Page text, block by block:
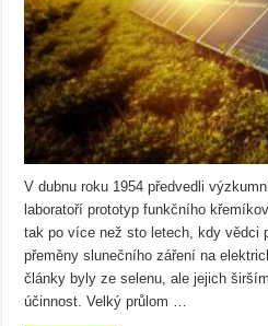
V dubnu roku 1954 předvedli
laboratoří prototyp funkčního
tak po více než sto letech, kdy vědci
přeměny slunečního záření na
články byly ze selenu, ale jejich
účinnost. Velký průlom …